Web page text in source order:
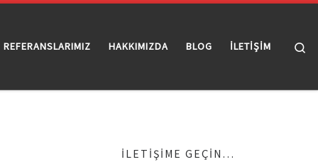
REFERANSLARIMIZ HAKKIMIZDA BLOG İLETİŞİM
İLETIŞIME GEÇIN…